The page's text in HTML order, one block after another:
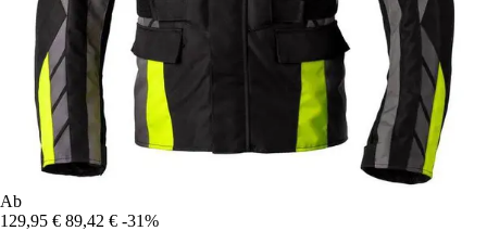
Ab
129,95 € 89,42 € -31%